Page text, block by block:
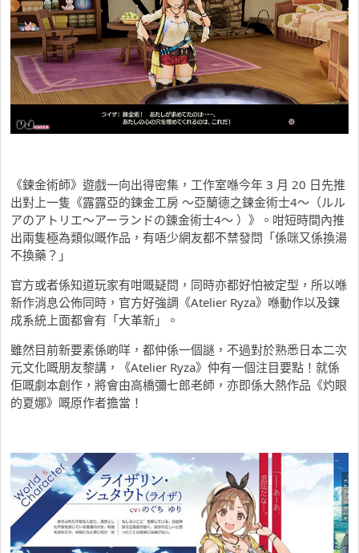
《鍊金術師》遊戲一向出得密集，工作室喺今年 3 月 20 日先推
出對上一隻《露露亞的鍊金工房 〜亞蘭德之鍊金術士4〜（ルル
アのアトリエ～アーランドの錬金術士4～ ）》。咁短時間內推
出兩隻極為類似嘅作品，有唔少網友都不禁發問「係咪又係換湯
不換藥？」
官方或者係知道玩家有咁嘅疑問，同時亦都好怕被定型，所以喺
新作消息公佈同時，官方好強調《Atelier Ryza》喺動作以及鍊
成系統上面都會有「大革新」。
雖然目前新要素係啲咩，都仲係一個謎，不過對於熟悉日本二次
元文化嘅朋友黎講，《Atelier Ryza》仲有一個注目要點！就係
佢嘅劇本創作，將會由高橋彌七郎老師，亦即係大熱作品《灼眼
的夏娜》嘅原作者擔當！